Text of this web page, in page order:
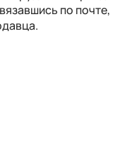
по почте,